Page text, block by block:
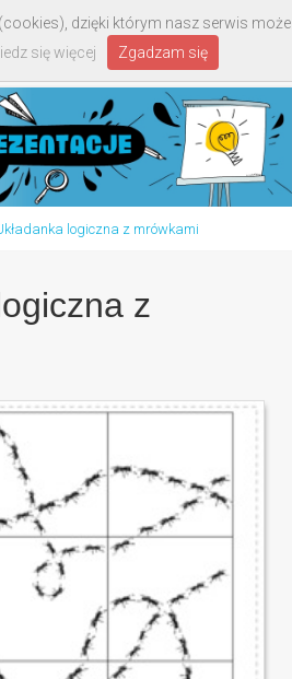
logiczna z mrówkami
z
dzięki którym nasz serwis może
się więcej Zgadzam się